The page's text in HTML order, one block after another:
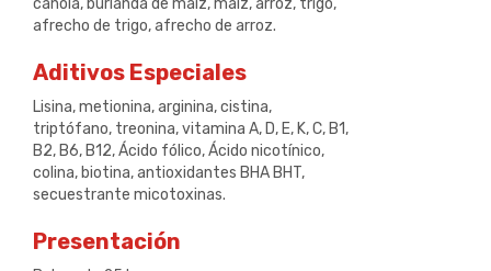
canola, burlanda de maíz, maíz, arroz, trigo,
afrecho de trigo, afrecho de arroz.
Aditivos Especiales
Lisina, metionina, arginina, cistina,
triptófano, treonina, vitamina A, D, E, K, C, B1,
B2, B6, B12, Ácido fólico, Ácido nicotínico,
colina, biotina, antioxidantes BHA BHT,
secuestrante micotoxinas.
Presentación